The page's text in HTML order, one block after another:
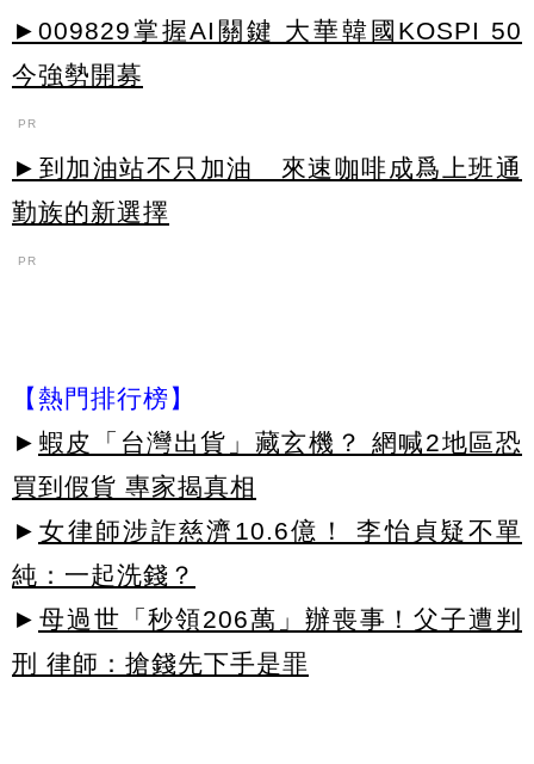
►009829掌握AI關鍵 大華韓國KOSPI 50
今強勢開募
PR
►到加油站不只加油 來速咖啡成爲上班通
勤族的新選擇
PR
【熱門排行榜】
► 蝦皮「台灣出貨」藏玄機？ 網喊2地區恐
買到假貨 專家揭真相
► 女律師涉詐慈濟10.6億！ 李怡貞疑不單
純：一起洗錢？
► 母過世「秒領206萬」辦喪事！父子遭判
刑 律師：搶錢先下手是罪